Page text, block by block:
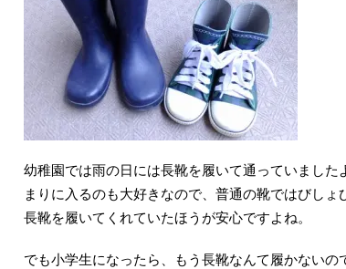
幼稚園では雨の日には長靴を履いて通っていまし
まりに入るのも大好きなので、普通の靴ではびし
長靴を履いてくれていたほうが安心ですよね。
でも小学生になったら、もう長靴なんて履かないの